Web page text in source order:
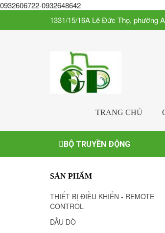
0932606722-0932648642
1331/15/16A Lê Đức Thọ, phường
TRANG CHỦ
BỘ TRUYỀN ĐỘNG
SẢN PHẨM
THIẾT BỊ ĐIỀU KHIỂN - REMOTE
CONTROL
ĐẦU DÒ